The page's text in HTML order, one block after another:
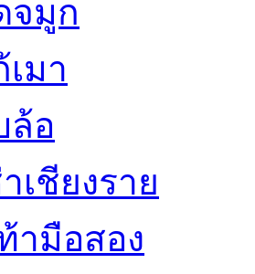
จมูก
มา
ล้อ
เชียงราย
ามือสอง